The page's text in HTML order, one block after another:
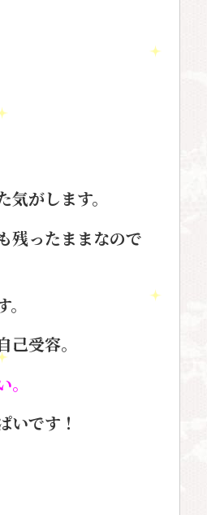
がします。
残ったままなので
受容。
いです！